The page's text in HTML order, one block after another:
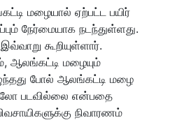
மழையால் ஏற்பட்ட பயிர்
நேர்மையாக நடந்துள்ளது.
கூறியுள்ளார்.
ஆலங்கட்டி மழையும்
போல் ஆலங்கட்டி மழை
படவில்லை என்பதை
நிவாரணம்